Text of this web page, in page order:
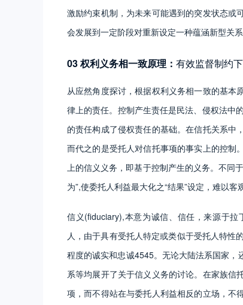
激励约束机制，为未来可能遇到的突发状态或
会发展到一定阶段对重新设定一种蕴涵新型关
03 权利义务相一致原理： 有效监督制约
从应然角度探讨，根据权利义务相一致的基
律上的责任。控制产生责任是民法、侵权法中
的责任构成了侵权责任的基础。在信托关系中
而代之的是受托人对信托事项的事实上的控制
上的信义义务，即基于控制产生的义务。不同
为”,使委托人利益最大化之“结果”设定，难以
信义(fiduciary),本意为诚信、信任，来源于
人，由于具有受托人特定或类似于受托人特性
程度的诚实和忠诚4545。无论大陆法系国家
系等均展开了关于信义义务的讨论。在家族信
项，而不得站在与委托人利益相反的立场，不